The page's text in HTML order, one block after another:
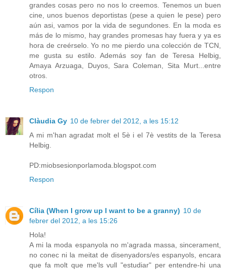
grandes cosas pero no nos lo creemos. Tenemos un buen
cine, unos buenos deportistas (pese a quien le pese) pero
aún asi, vamos por la vida de segundones. En la moda es
más de lo mismo, hay grandes promesas hay fuera y ya es
hora de creérselo. Yo no me pierdo una colección de TCN,
me gusta su estilo. Además soy fan de Teresa Helbig,
Amaya Arzuaga, Duyos, Sara Coleman, Sita Murt...entre
otros.
Respon
Clàudia Gy 10 de febrer del 2012, a les 15:12
A mi m'han agradat molt el 5è i el 7è vestits de la Teresa
Helbig.
PD:miobsesionporlamoda.blogspot.com
Respon
Cília (When I grow up I want to be a granny) 10 de
febrer del 2012, a les 15:26
Hola!
A mi la moda espanyola no m'agrada massa, sincerament,
no conec ni la meitat de disenyadors/es espanyols, encara
que fa molt que me'ls vull "estudiar" per entendre-hi una